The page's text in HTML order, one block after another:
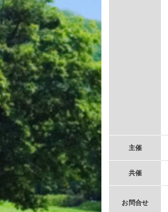
主催
共催
お問合せ